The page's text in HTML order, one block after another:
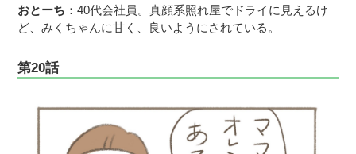
おとーち ：40代会社員。真顔系照れ屋でドライに見えるけ
ど、みくちゃんに甘く、良いようにされている。
第20話